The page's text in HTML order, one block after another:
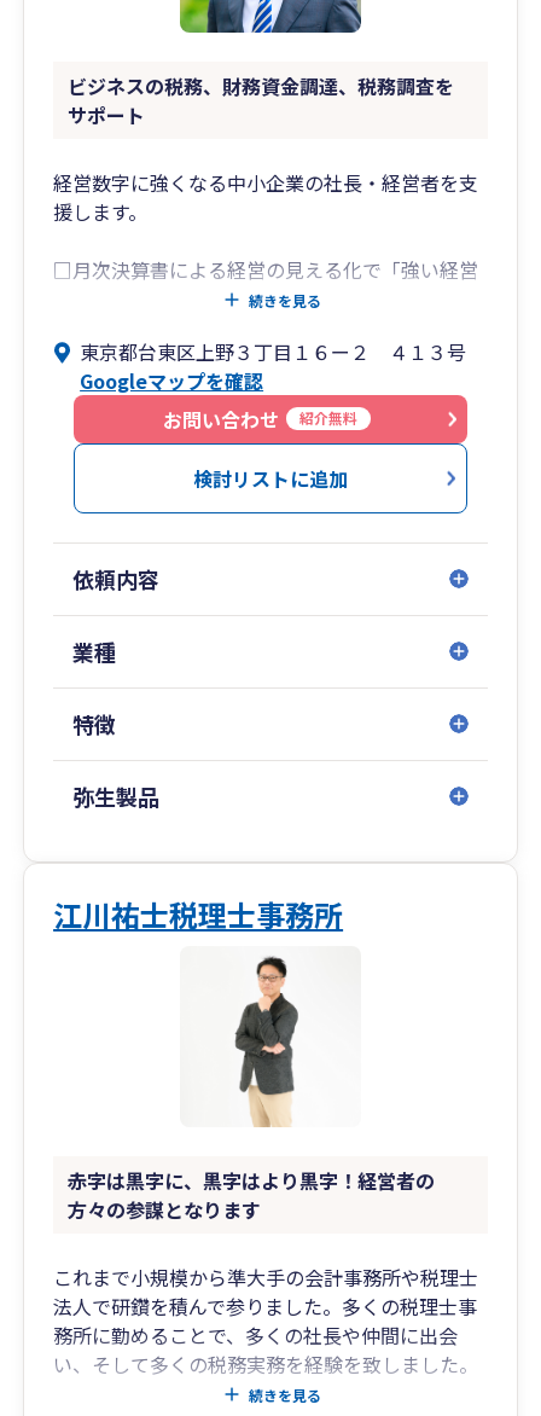
ビジネスの税務、財務資金調達、税務調査を
サポート
経営数字に強くなる中小企業の社長・経営者を支
援します。
□月次決算書による経営の見える化で「強い経営
体質」づくりをサポート
ら、
経営状況の把握、方向性の判断、経営計画の策
定、資金繰り改善まで
中小企業の社長・経営者の方へを継続的にサポー
過去との比較、問題点の早期発見、将来の経営計
画のシミュレーションなど、
経営判断に活かしやすい資料としてご活用いただ
月次決算書を使用することで、
「どこに手を打てば利益がでるか」
「どうすれば資金が残る会社になるか」
□キャッシュフロー経営を重点に「強い財務体
質」づくりのサポート
中小企業にとって重要なキャッシュフロー経営を
月次決算書の経営数字をもとにした具体的なアド
資金繰り対策、融資・資金調達の支援を行ってい
また、財務の支援に特化した財務顧問のセカンド
オピニオンとして
サービスも提供しております。
したい経営者の方にも、
ご利用いただいています。
□個別コンサルティング・スポット相談にも対応
顧問契約までは必要ない方向けに、
続きを見る
東京都台東区上野３丁目１６ー２ ４１３号
Googleマップを確認
お問い合わせ
紹介無料
検討リストに追加
依頼内容
業種
特徴
弥生製品
江川祐士税理士事務所
赤字は黒字に、黒字はより黒字！経営者の
方々の参謀となります
これまで小規模から準大手の会計事務所や税理士
法人で研鑽を積んで参りました。多くの税理士事
務所に勤めることで、多くの社長や仲間に出会
い、そして多くの税務実務を経験を致しました。
また、多くの業種に触れてきたため、幅広く様々
続きを見る